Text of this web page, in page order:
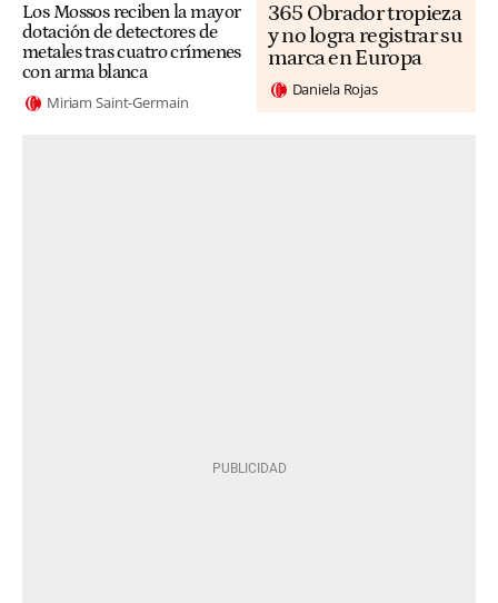
Los Mossos reciben la mayor
dotación de detectores de
metales tras cuatro crímenes
con arma blanca
Miriam Saint-Germain
365 Obrador tropieza
y no logra registrar su
marca en Europa
Daniela Rojas